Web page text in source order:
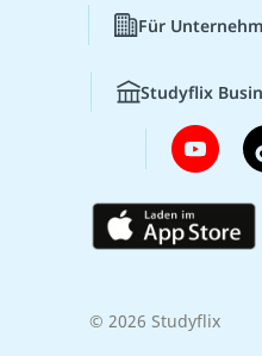
Für
Studyflix
© 2026 Studyflix